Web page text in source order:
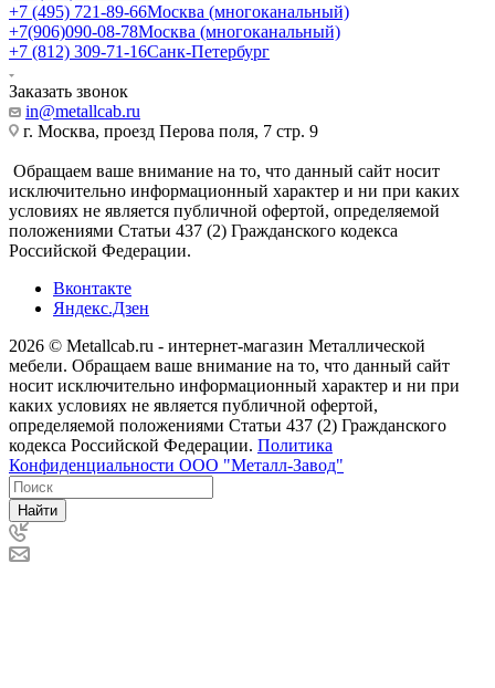
+7 (495) 721-89-66Москва (многоканальный)
+7(906)090-08-78Москва (многоканальный)
+7 (812) 309-71-16Санк-Петербург
Заказать звонок
in@metallcab.ru
г. Москва, проезд Перова поля, 7 стр. 9
Обращаем ваше внимание на то, что данный сайт носит
исключительно информационный характер и ни при каких
условиях не является публичной офертой, определяемой
положениями Статьи 437 (2) Гражданского кодекса
Российской Федерации.
Вконтакте
Яндекс.Дзен
2026 © Metallcab.ru - интернет-магазин Металлической
мебели. Обращаем ваше внимание на то, что данный сайт
носит исключительно информационный характер и ни при
каких условиях не является публичной офертой,
определяемой положениями Статьи 437 (2) Гражданского
кодекса Российской Федерации. Политика
Конфиденциальности ООО "Металл-Завод"
Найти